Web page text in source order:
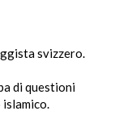
svizzero.
di questioni